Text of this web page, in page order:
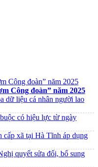
Công đoàn” năm 2025
dữ liệu cá nhân người lao
có hiệu lực từ ngày
xã tại Hà Tĩnh áp dụng
quyết sửa đổi, bổ sung